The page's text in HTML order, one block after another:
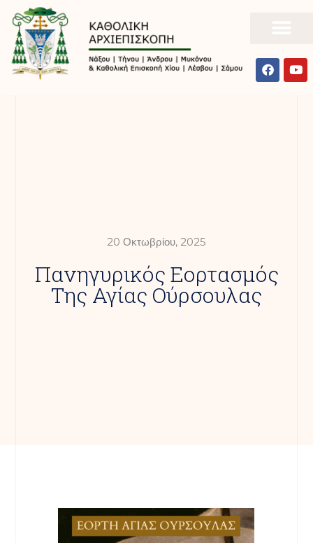
20 Οκτωβρίου, 2025
Πανηγυρικός Εορτασμός
Της Αγίας Ούρσουλας